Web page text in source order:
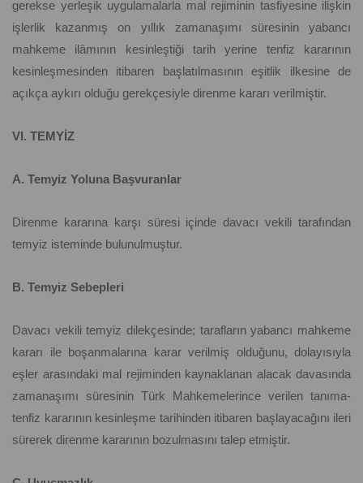
gerekse yerleşik uygulamalarla mal rejiminin tasfiyesine ilişkin
işlerlik kazanmış on yıllık zamanaşımı süresinin yabancı
mahkeme ilâmının kesinleştiği tarih yerine tenfiz kararının
kesinleşmesinden itibaren başlatılmasının eşitlik ilkesine de
açıkça aykırı olduğu gerekçesiyle direnme kararı verilmiştir.
VI. TEMYİZ
A. Temyiz Yoluna Başvuranlar
Direnme kararına karşı süresi içinde davacı vekili tarafından
temyiz isteminde bulunulmuştur.
B. Temyiz Sebepleri
Davacı vekili temyiz dilekçesinde; tarafların yabancı mahkeme
kararı ile boşanmalarına karar verilmiş olduğunu, dolayısıyla
eşler arasındaki mal rejiminden kaynaklanan alacak davasında
zamanaşımı süresinin Türk Mahkemelerince verilen tanıma-
tenfiz kararının kesinleşme tarihinden itibaren başlayacağını ileri
sürerek direnme kararının bozulmasını talep etmiştir.